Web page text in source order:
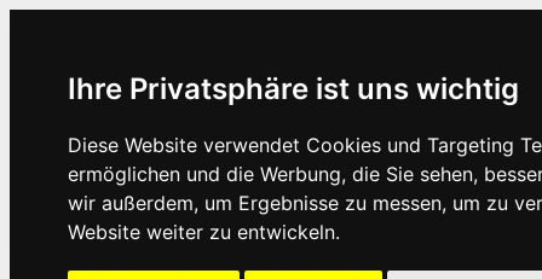
Ihre Privatsphäre ist uns wichtig
Diese Website verwendet Cookies und Targeting
ermöglichen und die Werbung, die Sie sehen,
wir außerdem, um Ergebnisse zu messen, um zu
Website weiter zu entwickeln.